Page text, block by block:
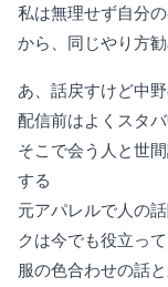
私は無理せず自分
から、同じやり方
あ、話戻すけど中
配信前はよくスタ
そこで会う人と世
する
元アパレルで人の
クは今でも役立っ
服の色合わせの話